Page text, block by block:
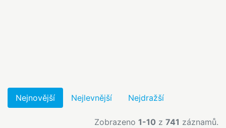
Nejnovější Nejlevnější Nejdražší
Zobrazeno 1-10 z 741 záznamů.